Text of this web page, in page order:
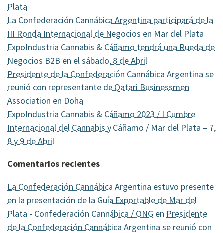
Plata
La Confederación Cannábica Argentina participará de la
III Ronda Internacional de Negocios en Mar del Plata
ExpoIndustria Cannabis & Cáñamo tendrá una Rueda de
Negocios B2B en el sábado, 8 de Abril
Presidente de la Confederación Cannábica Argentina se
reunió con representante de Qatari Businessmen
Association en Doha
ExpoIndustria Cannabis & Cáñamo 2023 / I Cumbre
Internacional del Cannabis y Cáñamo / Mar del Plata – 7,
8 y 9 de Abril
Comentarios recientes
La Confederación Cannábica Argentina estuvo presente
en la presentación de la Guía Exportable de Mar del
Plata - Confederación Cannábica / ONG en Presidente
de la Confederación Cannábica Argentina se reunió con